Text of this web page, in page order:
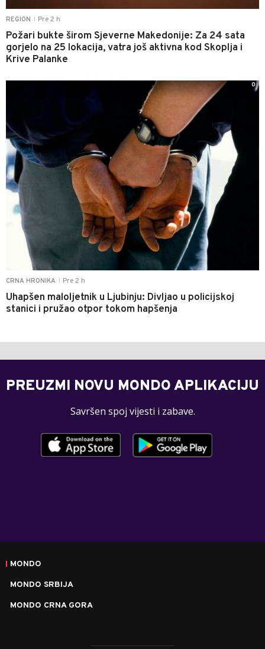
REGION Pre 2 h
Požari bukte širom Sjeverne Makedonije: Za 24 sata
gorjelo na 25 lokacija, vatra još aktivna kod Skoplja i
Krive Palanke
CRNA HRONIKA Pre 2 h
Uhapšen maloljetnik u Ljubinju: Divljao u policijskoj
stanici i pružao otpor tokom hapšenja
0
PREUZMI NOVU MONDO APLIKACIJU
Savršen spoj vijesti i zabave.
MONDO
MONDO SRBIJA
MONDO CRNA GORA